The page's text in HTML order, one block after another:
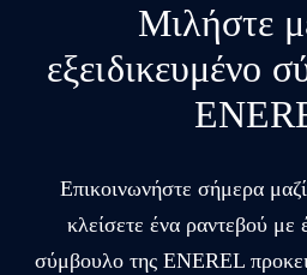
Μιλήστε
εξειδικευμένο
Επικοινωνήστε σήμερα
κλείσετε ένα ραντεβού με
σύμβουλο της ENEREL